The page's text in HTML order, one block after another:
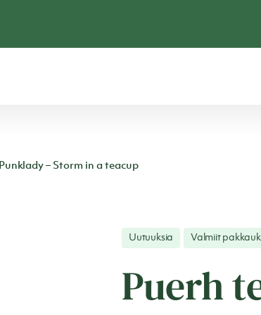
– Storm in a teacup
Uutuuksia Valmiit
Puerh